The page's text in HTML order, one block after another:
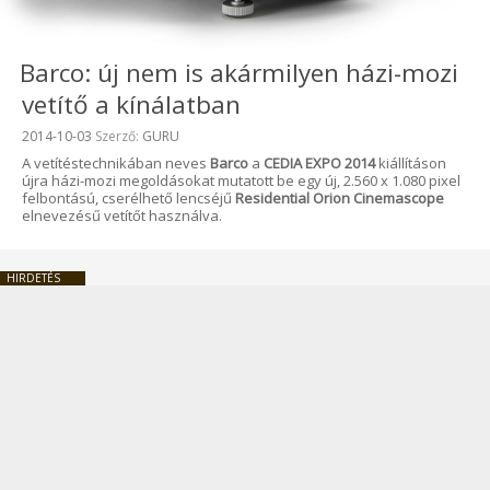
Barco: új nem is akármilyen házi-mozi
vetítő a kínálatban
Beküldve:
2014-10-03 Szerző: GURU
A vetítéstechnikában neves Barco a CEDIA EXPO 2014kiállításon
újra házi-mozi megoldásokat mutatott be egy új, 2.560 x 1.080 pixel
felbontású, cserélhető lencséjű Residential Orion Cinemascope
elnevezésű vetítőt használva.
HIRDETÉS